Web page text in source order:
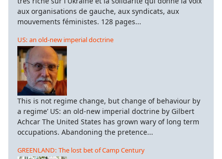
aux organisations de gauche, aux syndicats, aux
mouvements féministes. 128 pages...
US: an old-new imperial doctrine
This is not regime change, but change of behaviour by
a regime’ US: an old-new imperial doctrine by Gilbert
Achcar The United States has grown wary of long term
occupations. Abandoning the pretence...
GREENLAND: The lost bet of Camp Century